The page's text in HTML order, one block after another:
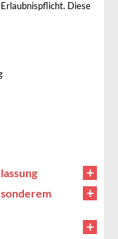
Diese